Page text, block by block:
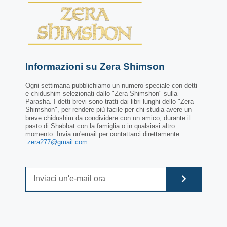
Informazioni su Zera Shimson
Ogni settimana pubblichiamo un numero speciale con detti
e chidushim selezionati dallo "Zera Shimshon" sulla
Parasha. I detti brevi sono tratti dai libri lunghi dello "Zera
Shimshon", per rendere più facile per chi studia avere un
breve chidushim da condividere con un amico, durante il
pasto di Shabbat con la famiglia o in qualsiasi altro
momento. Invia un'email per contattarci direttamente.
zera277@gmail.com